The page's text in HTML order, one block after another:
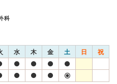
科
水 木 金 土 日 祝